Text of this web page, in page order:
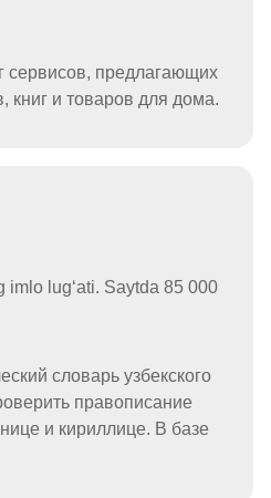
сервисов, предлагающих
книг и товаров для дома.
imlo lugʻati. Saytda 85 000
словарь узбекского
правописание
и кириллице. В базе